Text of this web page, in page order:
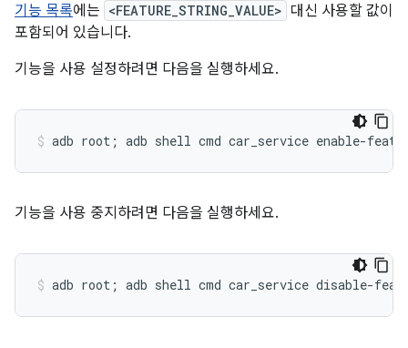
기능 목록에는 <FEATURE_STRING_VALUE> 대신 사용할 값이
포함되어 있습니다.
기능을 사용 설정하려면 다음을 실행하세요.
기능을 사용 중지하려면 다음을 실행하세요.